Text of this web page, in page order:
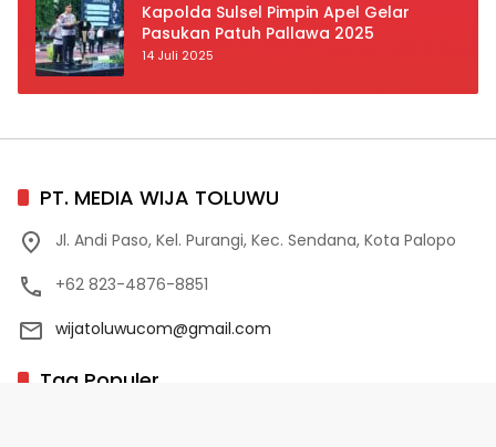
Kapolda Sulsel Pimpin Apel Gelar
Pasukan Patuh Pallawa 2025
14 Juli 2025
PT. MEDIA WIJA TOLUWU
Jl. Andi Paso, Kel. Purangi, Kec. Sendana, Kota Palopo
+62 823-4876-8851
wijatoluwucom@gmail.com
Tag Populer